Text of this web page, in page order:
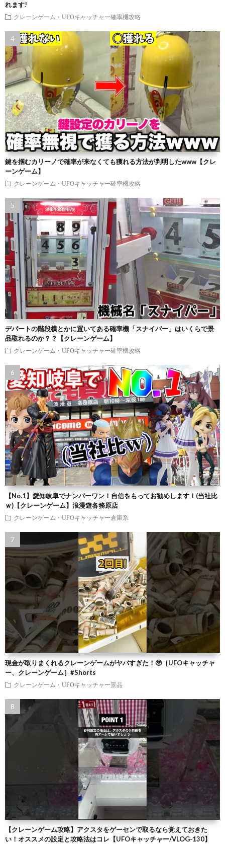
れます!
クレーンゲーム・UFOキャッチャー確率機攻略
鍵を掴むカリーノで確率が来なくても獲れる方法が判明したwww【クレ
ーンゲーム】
クレーンゲーム・UFOキャッチャー確率機攻略
デパートの階段横とかに置いてある確率機「スナイパー」はいくらで景
品取れるのか？？【クレーンゲーム】
クレーンゲーム・UFOキャッチャー確率機攻略
【No.1】愛知岐阜でナンバーワン！自信をもってお勧めします！(当社比
ｗ)【クレーンゲーム】浪漫遊各務原店
クレーンゲーム・UFOキャッチャー倉庫系
現金が取りまくれるクレーンゲームがヤバすぎた！🥺［UFOキャッチャ
ー、クレーンゲーム］#Shorts
クレーンゲーム・UFOキャッチャー景品
【クレーンゲーム攻略】アクスタをゲーセンで取るなら覚えておきた
い！オススメの設定と攻略法はコレ【UFOキャッチャー/VLOG-130】